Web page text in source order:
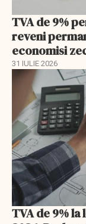
TVA de 9%
reveni
economisi
31 IULIE 2026
TVA de 9%